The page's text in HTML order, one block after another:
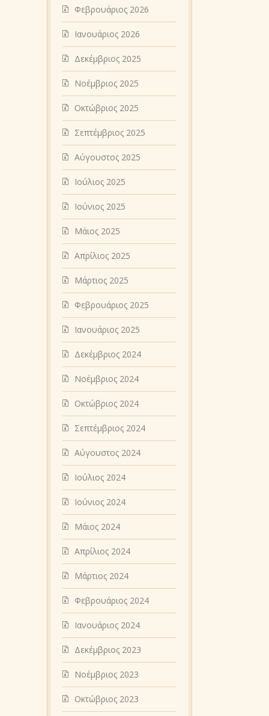
Φεβρουάριος 2026
Ιανουάριος 2026
Δεκέμβριος 2025
Νοέμβριος 2025
Οκτώβριος 2025
Σεπτέμβριος 2025
Αύγουστος 2025
Ιούλιος 2025
Ιούνιος 2025
Μάιος 2025
Απρίλιος 2025
Μάρτιος 2025
Φεβρουάριος 2025
Ιανουάριος 2025
Δεκέμβριος 2024
Νοέμβριος 2024
Οκτώβριος 2024
Σεπτέμβριος 2024
Αύγουστος 2024
Ιούλιος 2024
Ιούνιος 2024
Μάιος 2024
Απρίλιος 2024
Μάρτιος 2024
Φεβρουάριος 2024
Ιανουάριος 2024
Δεκέμβριος 2023
Νοέμβριος 2023
Οκτώβριος 2023